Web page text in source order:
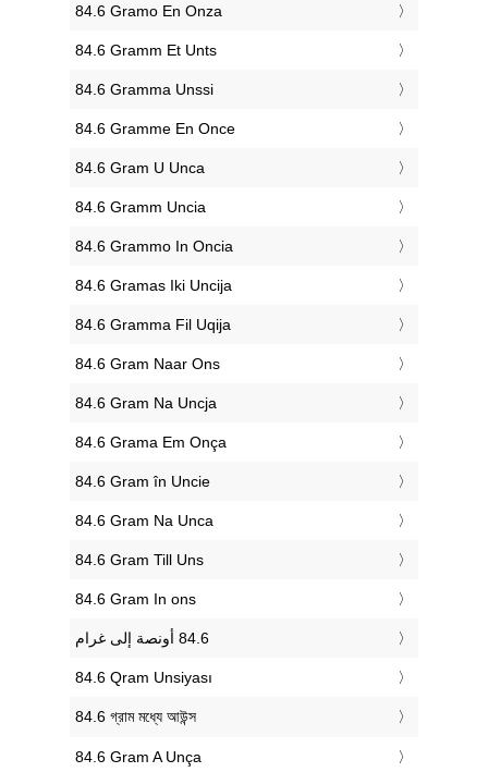
‎84.6 Gramo En Onza
‎84.6 Gramm Et Unts
‎84.6 Gramma Unssi
‎84.6 Gramme En Once
‎84.6 Gram U Unca
‎84.6 Gramm Uncia
‎84.6 Grammo In Oncia
‎84.6 Gramas Iki Uncija
‎84.6 Gramma Fil Uqija
‎84.6 Gram Naar Ons
‎84.6 Gram Na Uncja
‎84.6 Grama Em Onça
‎84.6 Gram în Uncie
‎84.6 Gram Na Unca
‎84.6 Gram Till Uns
‎84.6 Gram In ons
‎84.6 Qram Unsiyası
‎84.6 গ্রাম মধ্যে আউন্স
‎84.6 Gram A Unça